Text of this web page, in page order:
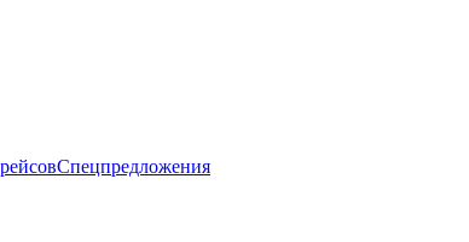
Спецпредложения